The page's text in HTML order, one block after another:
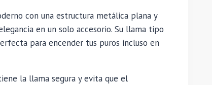
con una estructura metálica plana y
en un solo accesorio. Su llama tipo
para encender tus puros incluso en
la llama segura y evita que el